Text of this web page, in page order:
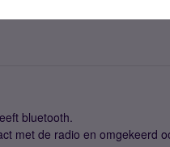
bluetooth.
met de radio en omgekeerd